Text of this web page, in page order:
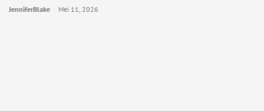
JenniferBlake Mei 11, 2026